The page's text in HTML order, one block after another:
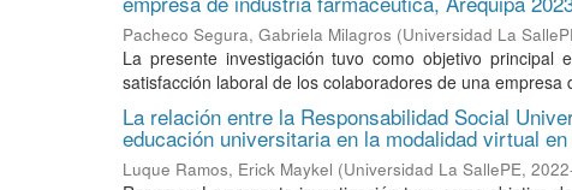
Pacheco Segura, Gabriela Milagros (Universidad La
La presente investigación tuvo como objetivo
satisfacción laboral de los colaboradores de una empresa
La relación entre la Responsabilidad Social
educación universitaria en la modalidad virtual
Luque Ramos, Erick Maykel (Universidad La SallePE,